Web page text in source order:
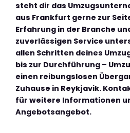
steht dir das
aus Frankfurt gerne zur
Erfahrung in der Branche
zuverlässigen Service
allen Schritten deines
bis zur Durchführung –
einen reibungslosen
Zuhause in Reykjavik.
für weitere Informationen
Angebotsangebot.